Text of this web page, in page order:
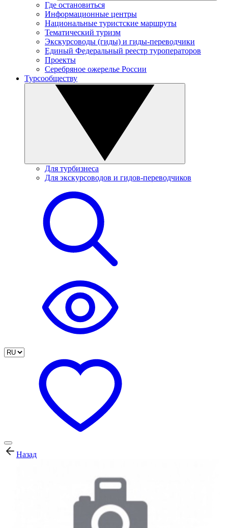
Где остановиться
Информационные центры
Национальные туристские маршруты
Тематический туризм
Экскурсоводы (гиды) и гиды-переводчики
Единый Федеральный реестр туроператоров
Проекты
Серебряное ожерелье России
Турсообществу
Для турбизнеса
Для экскурсоводов и гидов-переводчиков
Назад